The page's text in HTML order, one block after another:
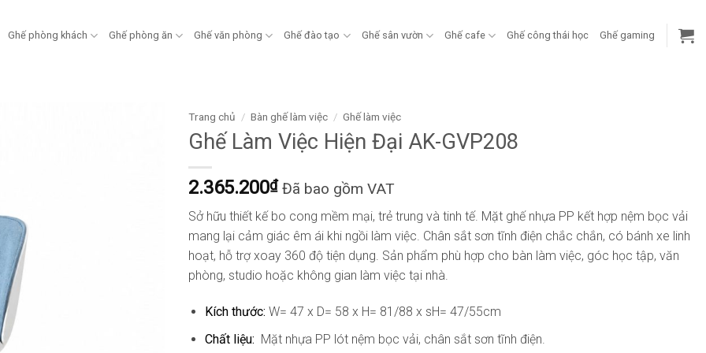
Ghế phòng khách Ghế phòng ăn Ghế văn phòng Ghế đào tạo Ghế sân vườn Ghế cafe Ghế công thái học Ghế gaming
Trang chủ / Bàn ghế làm việc / Ghế làm việc
Ghế Làm Việc Hiện Đại AK-GVP208
2.365.200₫ Đã bao gồm VAT
Sở hữu thiết kế bo cong mềm mại, trẻ trung và tinh tế. Mặt ghế nhựa PP kết hợp nệm bọc vải
mang lại cảm giác êm ái khi ngồi làm việc. Chân sắt sơn tĩnh điện chắc chắn, có bánh xe linh
hoạt, hỗ trợ xoay 360 độ tiện dụng. Sản phẩm phù hợp cho bàn làm việc, góc học tập, văn
phòng, studio hoặc không gian làm việc tại nhà.
Kích thước: W= 47 x D= 58 x H= 81/88 x sH= 47/55cm
Chất liệu: Mặt nhựa PP lót nệm bọc vải, chân sắt sơn tĩnh điện.